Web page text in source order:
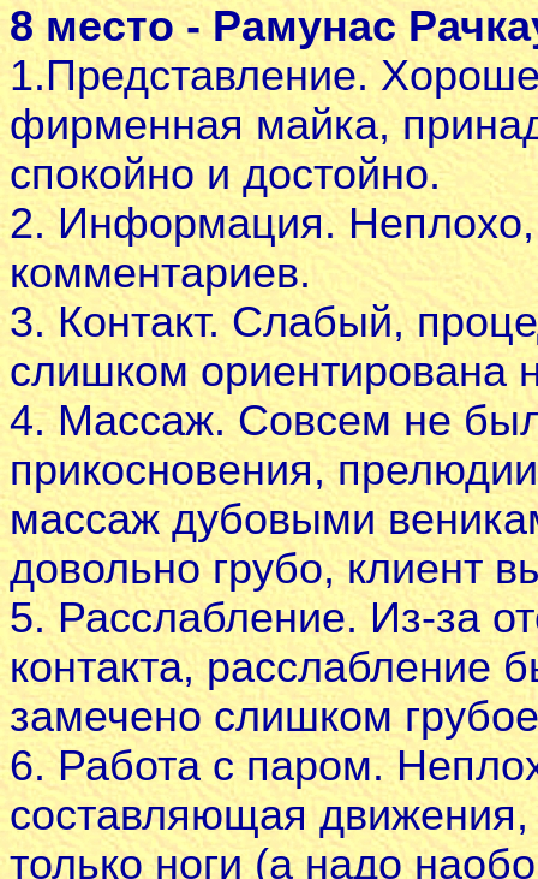
8 место - Рамунас
1.Представление.
фирменная майка,
спокойно и достойно.
2. Информация. Неплохо,
комментариев.
3. Контакт. Слабый,
слишком ориентирована
4. Массаж. Совсем не
прикосновения,
массаж дубовыми
довольно грубо, клиент
5. Расслабление. Из-за
контакта,
замечено слишком
6. Работа с паром.
составляющая
только ноги (а надо